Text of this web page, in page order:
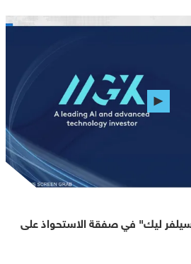
ليك" في صفقة الاستحواذ على